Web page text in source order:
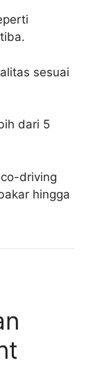
sesuai
dari 5
driving
hingga